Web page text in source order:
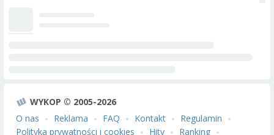
WYKOP © 2005-2026
O nas
Reklama FAQ Kontakt
Regulamin
Polityka prywatności i cookies
Hity Ranking